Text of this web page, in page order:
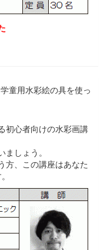
童用水彩絵の具を使っ
初心者向けの水彩画講
しょう。
方、この講座はあなた